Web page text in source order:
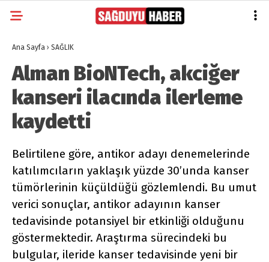
Ana Sayfa › SAĞLIK
Alman BioNTech, akciğer
kanseri ilacında ilerleme
kaydetti
Belirtilene göre, antikor adayı denemelerinde
katılımcıların yaklaşık yüzde 30’unda kanser
tümörlerinin küçüldüğü gözlemlendi. Bu umut
verici sonuçlar, antikor adayının kanser
tedavisinde potansiyel bir etkinliği olduğunu
göstermektedir. Araştırma sürecindeki bu
bulgular, ileride kanser tedavisinde yeni bir